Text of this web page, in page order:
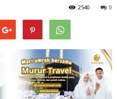
0
2540